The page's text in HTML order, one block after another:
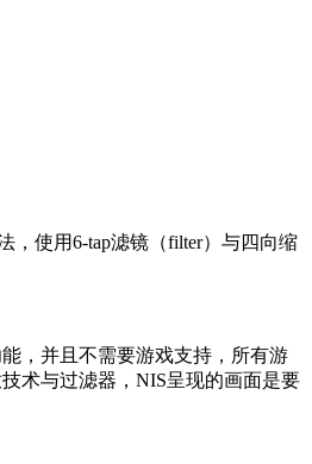
，使用6-tap滤镜（filter）与四向缩
，并且不需要游戏支持，所有游
术与过滤器，NIS呈现的画面是要